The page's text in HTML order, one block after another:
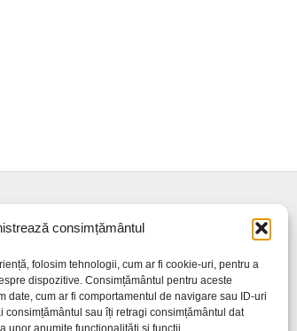
consimțământul
folosim tehnologii, cum ar fi cookie-uri, pentru a
dispozitive. Consimțământul pentru aceste
date, cum ar fi comportamentul de navigare sau ID-uri
consimțământul sau îți retragi consimțământul dat
unor anumite funcționalități și funcții.